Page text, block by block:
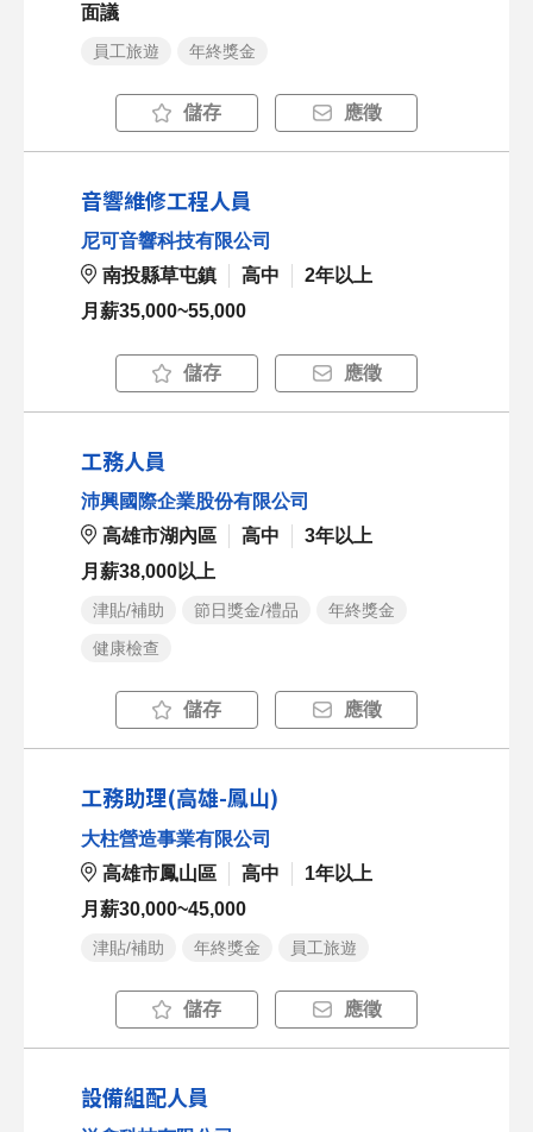
面議
員工旅遊 年終獎金
儲存 應徵
音響維修工程人員
尼可音響科技有限公司
南投縣草屯鎮
高中
2年以上
月薪35,000~55,000
儲存 應徵
工務人員
沛興國際企業股份有限公司
高雄市湖內區
高中
3年以上
月薪38,000以上
津貼/補助 節日獎金/禮品
年終獎金
健康檢查
儲存 應徵
工務助理(高雄-鳳山)
大柱營造事業有限公司
高雄市鳳山區
高中
1年以上
月薪30,000~45,000
津貼/補助 年終獎金 員工旅遊
儲存 應徵
設備組配人員